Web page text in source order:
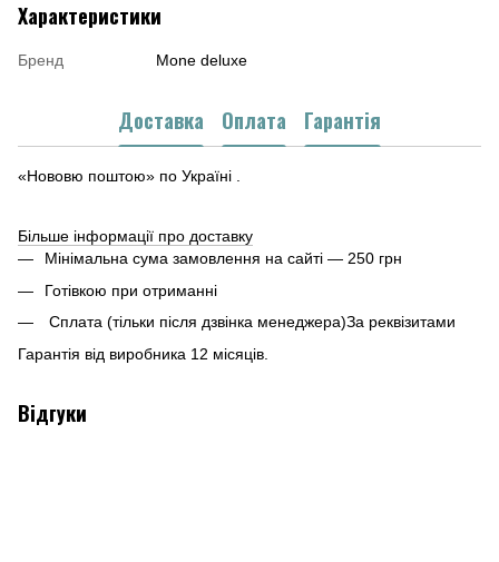
Характеристики
Бренд Mone deluxe
Доставка Оплата Гарантія
«Нововю поштою» по Україні .
Більше інформації про доставку
Мінімальна сума замовлення на сайті — 250 грн
Готівкою при отриманні
Сплата (тільки після дзвінка менеджера)За реквізитами
Гарантія від виробника 12 місяців.
Відгуки